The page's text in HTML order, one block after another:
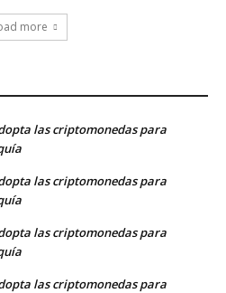
more
las criptomonedas para
las criptomonedas para
las criptomonedas para
las criptomonedas para